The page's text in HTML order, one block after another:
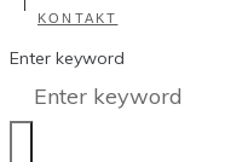
KONTAKT
Enter keyword